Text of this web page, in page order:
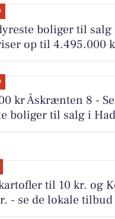
boliger til salg
op til 4.495.000
kr Åskrænten 8 -
boliger til salg i
til 10 kr. og
- se de lokale tilbud